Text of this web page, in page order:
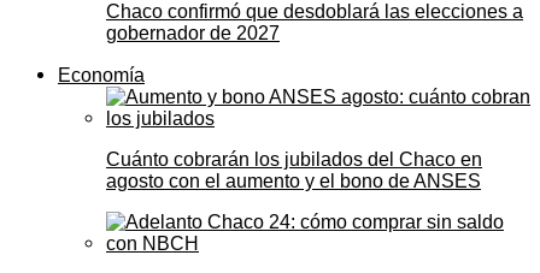
Chaco confirmó que desdoblará las elecciones a
gobernador de 2027
Economía
Cuánto cobrarán los jubilados del Chaco en
agosto con el aumento y el bono de ANSES